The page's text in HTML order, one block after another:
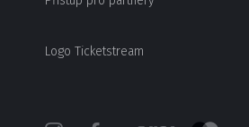
Logo Ticketstream